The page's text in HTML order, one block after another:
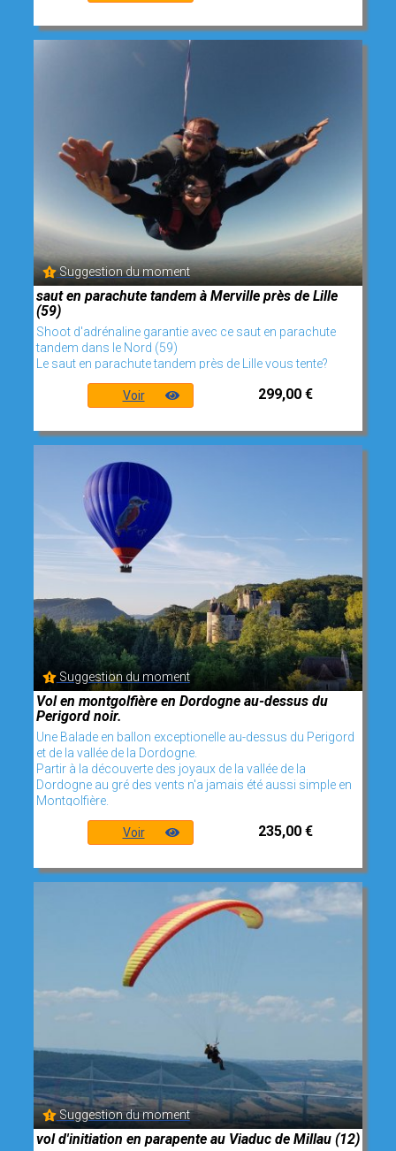
Suggestion du moment
saut en parachute tandem à Merville près de Lille
(59)
Shoot d'adrénaline garantie avec ce saut en parachute
tandem dans le Nord (59)
Le saut en parachute tandem près de Lille vous tente?
Voir 299,00 €
Suggestion du moment
Vol en montgolfière en Dordogne au-dessus du
Perigord noir.
Une Balade en ballon exceptionelle au-dessus du Perigord
et de la vallée de la Dordogne.
Partir à la découverte des joyaux de la vallée de la
Dordogne au gré des vents n'a jamais été aussi simple en
Montgolfière.
Voir 235,00 €
Suggestion du moment
vol d'initiation en parapente au Viaduc de Millau (12)